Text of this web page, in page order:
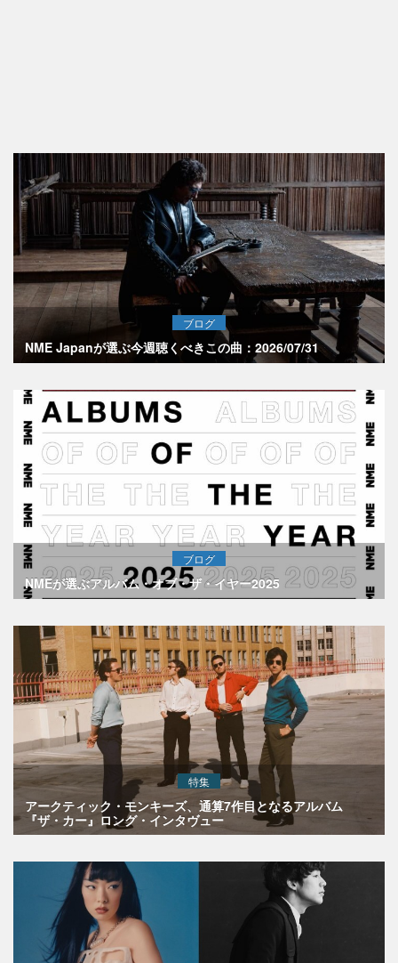
ブログ
NME Japanが選ぶ今週聴くべきこの曲：2026/07/31
ブログ
NMEが選ぶアルバム・オブ・ザ・イヤー2025
特集
アークティック・モンキーズ、通算7作目となるアルバム
『ザ・カー』ロング・インタヴュー